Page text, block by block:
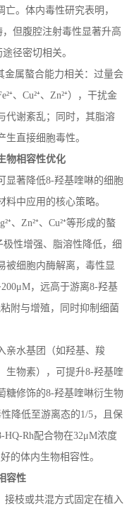
。体内毒性研究表明，
，但腹腔注射毒性显著升高
径密切相关。
金属螯合能力相关：过量会
²⁺、 Cu²⁺、 Zn²⁺），干扰金
代谢紊乱；同时，其脂溶
直接细胞毒性。
物相容性优化
显著降低8-羟基喹啉的细胞
中应用的核心策略。
²⁺、 Zn²⁺、 Cu²⁺等形成的螯
极性增强、脂溶性降低，细
被细胞内酶解离，毒性显
μM，远高于游离8-羟基
附与增殖，同时抑制细菌
亲水基团（如羟基、羧
生物素），可提升8-羟基喹
糖修饰的8-羟基喹啉衍生物
降低至游离态的1/5，且保
HQ-Rh配合物在32μM浓度
的体内生物相容性。
容性
枝或共混方式固定在植入